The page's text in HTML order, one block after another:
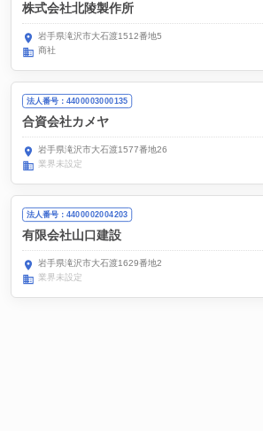
株式会社北陵製作所
岩手県滝沢市大石渡1512番地5
商社
法人番号：4400003000135
合資会社カメヤ
岩手県滝沢市大石渡1577番地26
業界未設定
法人番号：4400002004203
有限会社山口建設
岩手県滝沢市大石渡1629番地2
業界未設定